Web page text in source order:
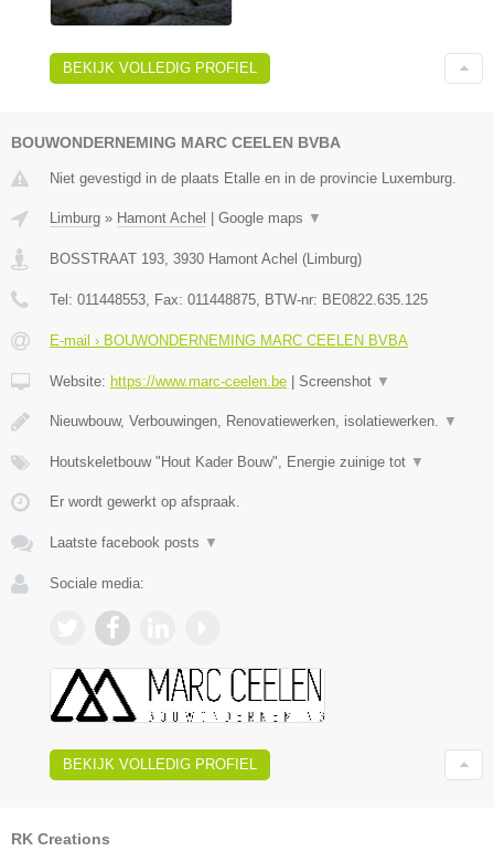
BEKIJK VOLLEDIG PROFIEL
BOUWONDERNEMING MARC CEELEN BVBA
Niet gevestigd in de plaats Etalle en in de provincie Luxemburg.
Limburg » Hamont Achel Google maps ▼
BOSSTRAAT 193, 3930 Hamont Achel (Limburg)
Tel: 011448553, Fax: 011448875, BTW-nr: BE0822.635.125
E-mail › BOUWONDERNEMING MARC CEELEN BVBA
Website: https://www.marc-ceelen.be Screenshot ▼
Nieuwbouw, Verbouwingen, Renovatiewerken, isolatiewerken. ▼
Houtskeletbouw "Hout Kader Bouw", Energie zuinige tot ▼
Er wordt gewerkt op afspraak.
Laatste facebook posts ▼
Sociale media:
BEKIJK VOLLEDIG PROFIEL
RK Creations